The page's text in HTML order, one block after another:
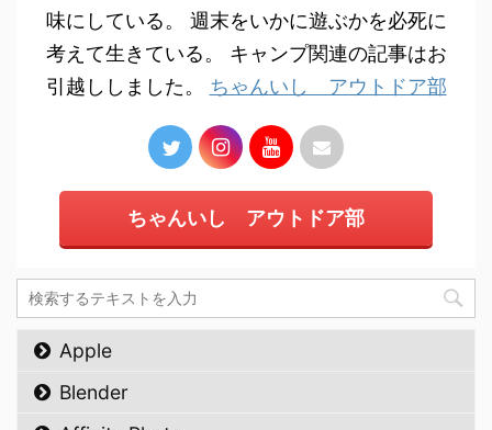
味にしている。 週末をいかに遊ぶかを必死に
考えて生きている。 キャンプ関連の記事はお
引越ししました。 ちゃんいし アウトドア部
ちゃんいし アウトドア部
Apple
Blender